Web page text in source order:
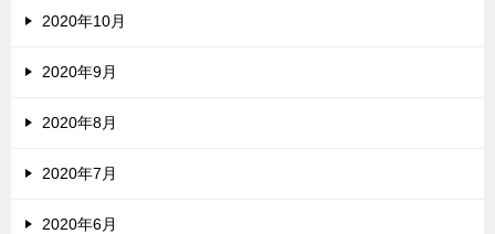
2020年10月
2020年9月
2020年8月
2020年7月
2020年6月